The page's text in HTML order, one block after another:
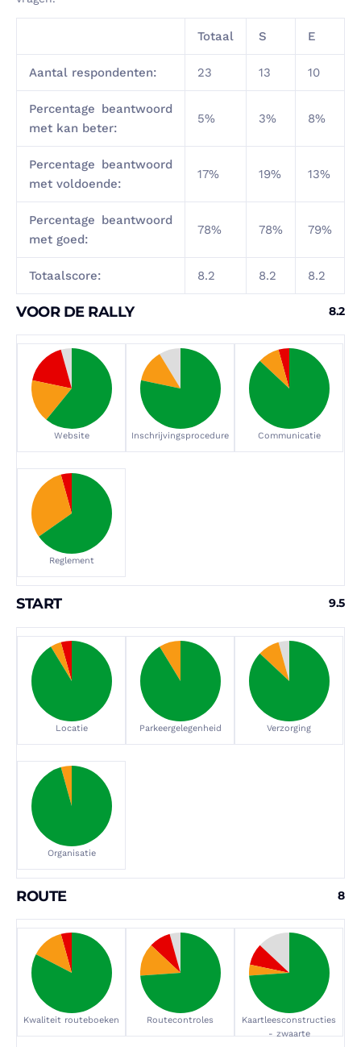
Totaal S E
Aantal respondenten: 23 13 10
Percentage beantwoord
met kan beter:
5% 3% 8%
Percentage beantwoord
met voldoende:
17% 19% 13%
Percentage beantwoord
met goed:
78% 78% 79%
Totaalscore: 8.2 8.2 8.2
VOOR DE RALLY 8.2
Website Inschrijvingsprocedure Communicatie
Reglement
START 9.5
Locatie Parkeergelegenheid Verzorging
Organisatie
ROUTE 8
Kwaliteit routeboeken Routecontroles
Kaartleesconstructies
- zwaarte